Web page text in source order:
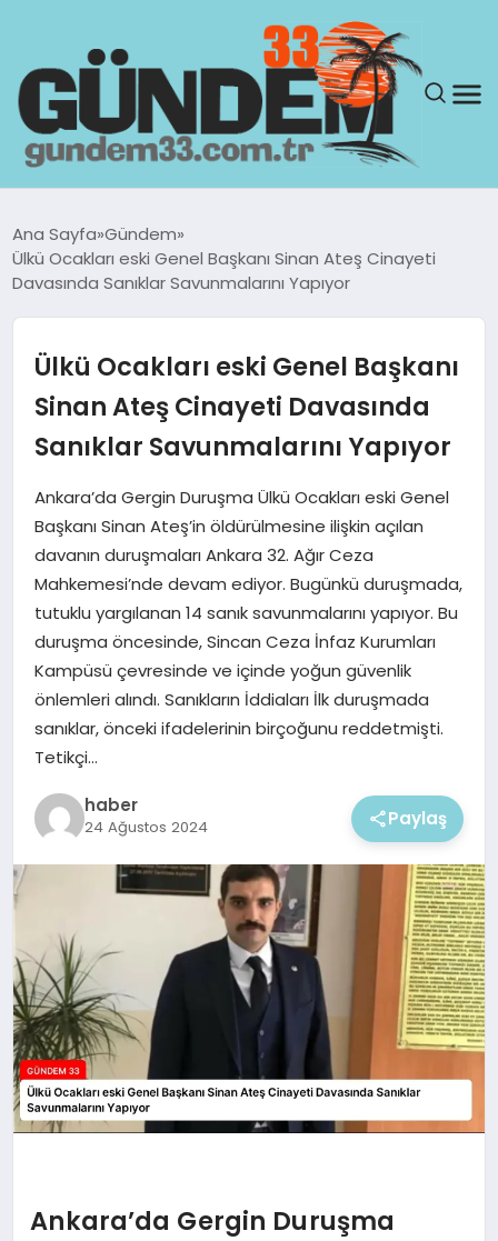
GÜNDEM
TEKNOLOJI
EKONOMI
MAGAZIN
Ana Sayfa Gündem
Ülkü Ocakları eski Genel Başkanı Sinan Ateş Cinayeti
Davasında Sanıklar Savunmalarını Yapıyor
Ülkü Ocakları eski Genel Başkanı
Sinan Ateş Cinayeti Davasında
Sanıklar Savunmalarını Yapıyor
Ankara’da Gergin Duruşma Ülkü Ocakları eski Genel
Başkanı Sinan Ateş’in öldürülmesine ilişkin açılan
davanın duruşmaları Ankara 32. Ağır Ceza
Mahkemesi’nde devam ediyor. Bugünkü duruşmada,
tutuklu yargılanan 14 sanık savunmalarını yapıyor. Bu
duruşma öncesinde, Sincan Ceza İnfaz Kurumları
Kampüsü çevresinde ve içinde yoğun güvenlik
önlemleri alındı. Sanıkların İddiaları İlk duruşmada
sanıklar, önceki ifadelerinin birçoğunu reddetmişti.
Tetikçi…
haber
24 Ağustos 2024 Paylaş
Ankara’da Gergin Duruşma